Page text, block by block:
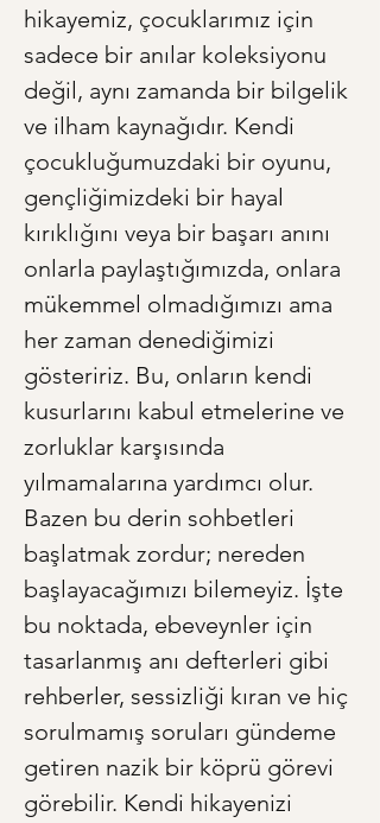
hikayemiz, çocuklarımız için
sadece bir anılar koleksiyonu
değil, aynı zamanda bir bilgelik
ve ilham kaynağıdır. Kendi
çocukluğumuzdaki bir oyunu,
gençliğimizdeki bir hayal
kırıklığını veya bir başarı anını
onlarla paylaştığımızda, onlara
mükemmel olmadığımızı ama
her zaman denediğimizi
gösteririz. Bu, onların kendi
kusurlarını kabul etmelerine ve
zorluklar karşısında
yılmamalarına yardımcı olur.
Bazen bu derin sohbetleri
başlatmak zordur; nereden
başlayacağımızı bilemeyiz. İşte
bu noktada, ebeveynler için
tasarlanmış anı defterleri gibi
rehberler, sessizliği kıran ve hiç
sorulmamış soruları gündeme
getiren nazik bir köprü görevi
görebilir. Kendi hikayenizi